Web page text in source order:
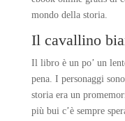
mondo della storia.
Il cavallino
Il libro è un po’ un
pena. I personaggi
storia era un
più bui c’è sempre